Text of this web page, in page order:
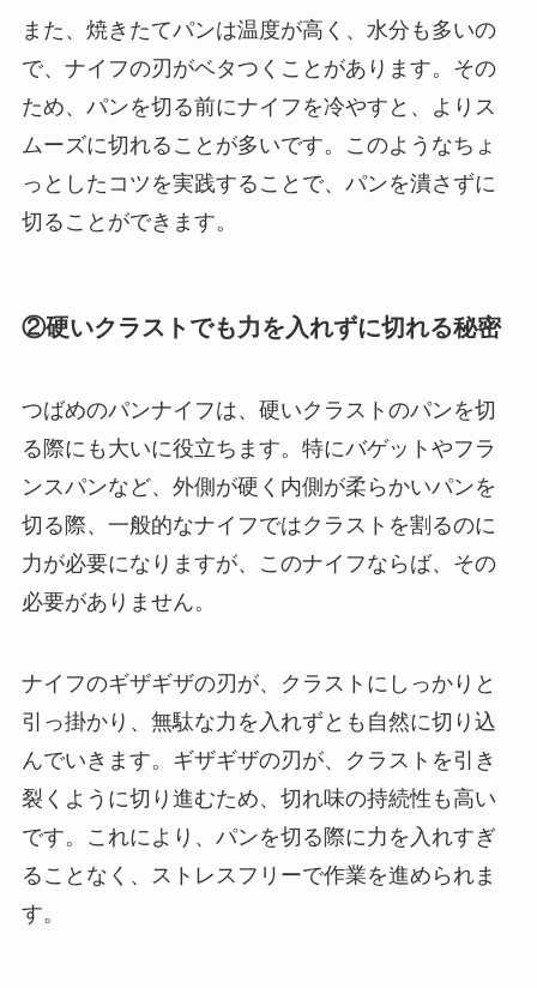
また、焼きたてパンは温度が高く、水分も多いの
で、ナイフの刃がベタつくことがあります。その
ため、パンを切る前にナイフを冷やすと、よりス
ムーズに切れることが多いです。このようなちょ
っとしたコツを実践することで、パンを潰さずに
切ることができます。
②硬いクラストでも力を入れずに切れる秘密
つばめのパンナイフは、硬いクラストのパンを切
る際にも大いに役立ちます。特にバゲットやフラ
ンスパンなど、外側が硬く内側が柔らかいパンを
切る際、一般的なナイフではクラストを割るのに
力が必要になりますが、このナイフならば、その
必要がありません。
ナイフのギザギザの刃が、クラストにしっかりと
引っ掛かり、無駄な力を入れずとも自然に切り込
んでいきます。ギザギザの刃が、クラストを引き
裂くように切り進むため、切れ味の持続性も高い
です。これにより、パンを切る際に力を入れすぎ
ることなく、ストレスフリーで作業を進められま
す。